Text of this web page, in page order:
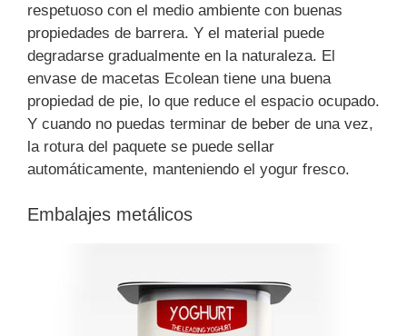
respetuoso con el medio ambiente con buenas
propiedades de barrera. Y el material puede
degradarse gradualmente en la naturaleza. El
envase de macetas Ecolean tiene una buena
propiedad de pie, lo que reduce el espacio ocupado.
Y cuando no puedas terminar de beber de una vez,
la rotura del paquete se puede sellar
automáticamente, manteniendo el yogur fresco.
Embalajes metálicos